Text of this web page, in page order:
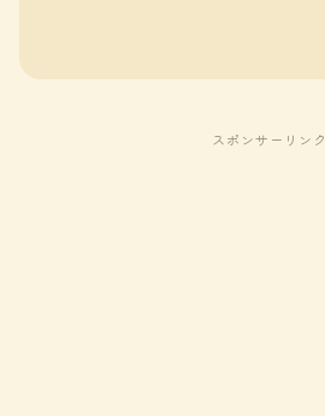
スポンサーリンク